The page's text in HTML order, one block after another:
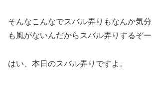
そんなこんなでスバル弄りもなんか気
も風がないんだからスバル弄りするぞ
はい、本日のスバル弄りですよ。